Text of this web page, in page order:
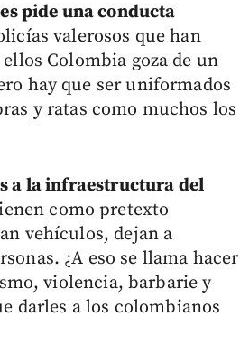
pide una conducta
valerosos que han
Colombia goza de un
hay que ser uniformados
y ratas como muchos los
a la infraestructura del
como pretexto
vehículos, dejan a
¿A eso se llama hacer
violencia, barbarie y
darles a los colombianos